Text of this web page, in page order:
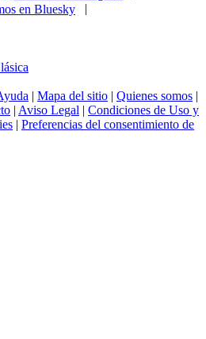
|
| Mapa del sitio | Quienes somos |
| Aviso Legal | Condiciones de Uso y
| Preferencias del consentimiento de